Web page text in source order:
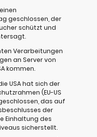
geschlossen, der
schützt und
Verarbeitungen
an Server von
kommen.
USA hat sich der
(EU-US
das auf
der
Einhaltung des
sicherstellt.